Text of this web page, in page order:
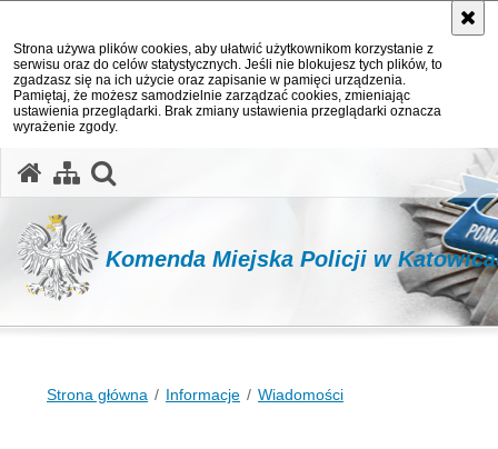
Strona używa plików cookies, aby ułatwić użytkownikom korzystanie z
serwisu oraz do celów statystycznych. Jeśli nie blokujesz tych plików, to
zgadzasz się na ich użycie oraz zapisanie w pamięci urządzenia.
Pamiętaj, że możesz samodzielnie zarządzać cookies, zmieniając
ustawienia przeglądarki. Brak zmiany ustawienia przeglądarki oznacza
wyrażenie zgody.
Komenda Miejska Policji w
Strona główna Informacje Wiadomości